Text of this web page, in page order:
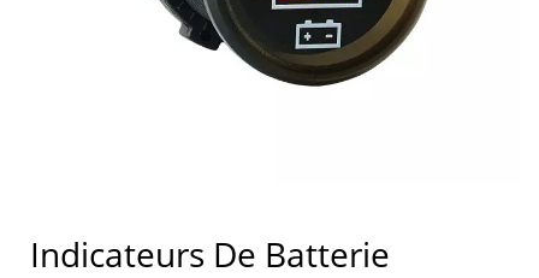
Indicateurs De Batterie